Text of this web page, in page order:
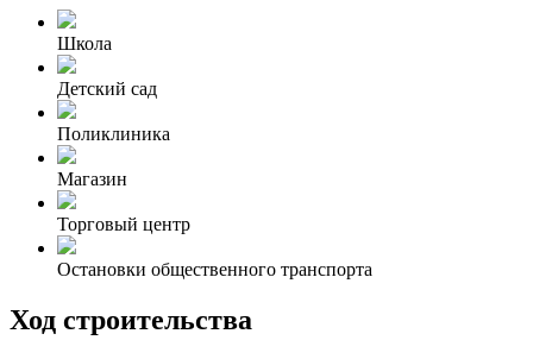
Школа
Детский сад
Поликлиника
Магазин
Торговый центр
Остановки общественного транспорта
Ход строительства